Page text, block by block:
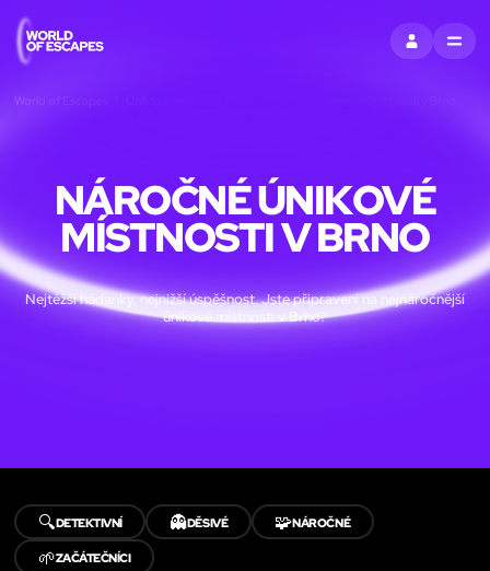
PŘIHLÁSIT SE
MENU
World of Escapes
NÁROČNÉ ÚNIKOVÉ
MÍSTNOSTI V BRNO
Nejtěžší hádanky, nejnižší úspěšnost. Jste připraveni na nejnáročnější
únikové místnosti v Brno?
🔍DETEKTIVNÍ 👻DĚSIVÉ 🧩NÁROČNÉ
🌱ZAČÁTEČNÍCI